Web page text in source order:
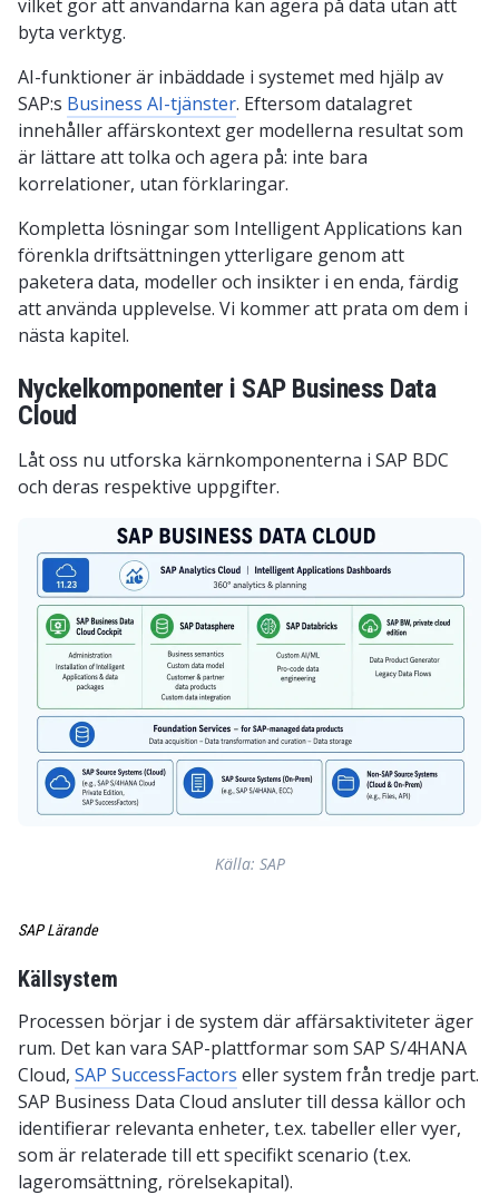
vilket gör att användarna kan agera på data utan att
byta verktyg.
AI-funktioner är inbäddade i systemet med hjälp av
SAP:s Business AI-tjänster. Eftersom datalagret
innehåller affärskontext ger modellerna resultat som
är lättare att tolka och agera på: inte bara
korrelationer, utan förklaringar.
Kompletta lösningar som Intelligent Applications kan
förenkla driftsättningen ytterligare genom att
paketera data, modeller och insikter i en enda, färdig
att använda upplevelse. Vi kommer att prata om dem i
nästa kapitel.
Nyckelkomponenter i SAP Business Data
Cloud
Låt oss nu utforska kärnkomponenterna i SAP BDC
och deras respektive uppgifter.
Källa: SAP
SAP Lärande
Källsystem
Processen börjar i de system där affärsaktiviteter äger
rum. Det kan vara SAP-plattformar som SAP S/4HANA
Cloud, SAP SuccessFactors eller system från tredje part.
SAP Business Data Cloud ansluter till dessa källor och
identifierar relevanta enheter, t.ex. tabeller eller vyer,
som är relaterade till ett specifikt scenario (t.ex.
lageromsättning, rörelsekapital).